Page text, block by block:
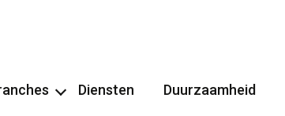
Diensten Duurzaamheid